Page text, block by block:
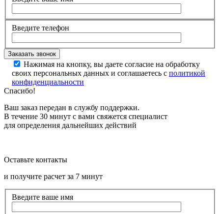
Введите телефон
Нажимая на кнопку, вы даете согласие на обработку
своих персональных данных и соглашаетесь с политикой
конфиденциальности
Спасибо!
Ваш заказ передан в службу поддержки.
В течение 30 минут с вами свяжется специалист
для определения дальнейших действий
Оставьте контакты
и получите расчет за 7 минут
Введите ваше имя